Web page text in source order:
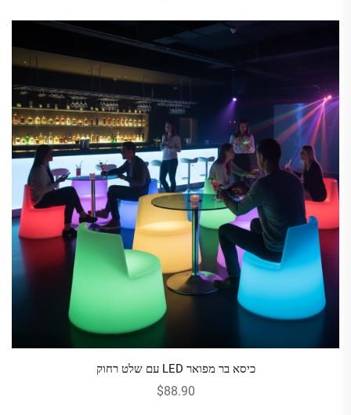
כיסא בר מפואר LED עם שלט רחוק
$88.90